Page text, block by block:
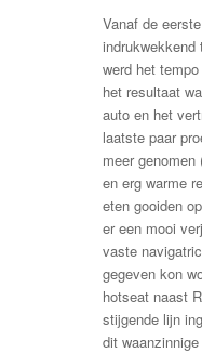
Vanaf de
indrukwekkend
werd het
het resultaat
auto en het
laatste paar
meer
en erg warme
eten gooiden
er een mooi
vaste
gegeven kon
hotseat naast
stijgende lijn
dit